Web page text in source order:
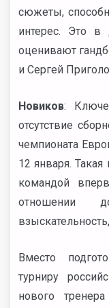
сюжеты,
интерес. Это
оценивают
и Сергей
Новиков:
отсутствие
чемпионата
12 января. Такая
командой
отношении
Вместо
турниру
нового